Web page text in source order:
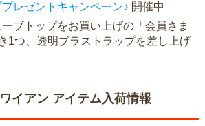
レゼントキャンペーン♪ 開催中
ブトップをお買い上げの「会員さま
1つ、透明ブラストラップを差し上げ
イアン アイテム入荷情報